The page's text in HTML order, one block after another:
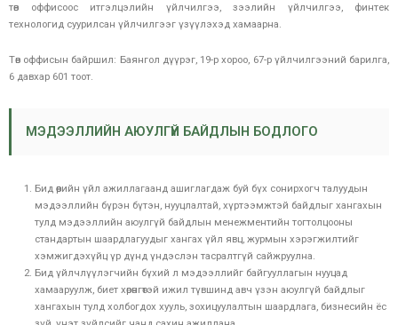
төв оффисоос итгэлцэлийн үйлчилгээ, зээлийн үйлчилгээ, финтек
технологид суурилсан үйлчилгээг үзүүлэхэд хамаарна.
Төв оффисын байршил: Баянгол дүүрэг, 19-р хороо, 67-р үйлчилгээний барилга,
6 давхар 601 тоот.
МЭДЭЭЛЛИЙН АЮУЛГҮЙ БАЙДЛЫН БОДЛОГО
Бид өөрийн үйл ажиллагаанд ашиглагдаж буй бүх сонирхогч талуудын
мэдээллийн бүрэн бүтэн, нууцлалтай, хүртээмжтэй байдлыг хангахын
тулд мэдээллийн аюулгүй байдлын менежментийн тогтолцооны
стандартын шаардлагуудыг хангах үйл явц, журмын хэрэгжилтийг
хэмжигдэхүйц үр дүнд үндэслэн тасралтгүй сайжруулна.
Бид үйлчлүүлэгчийн бүхий л мэдээллийг байгууллагын нууцад
хамааруулж, биет хөрөнгөтэй ижил түвшинд авч үзэн аюулгүй байдлыг
хангахын тулд холбогдох хууль, зохицуулалтын шаардлага, бизнесийн ёс